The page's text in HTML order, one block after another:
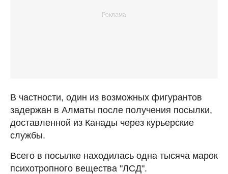
В частности, один из возможных фигурантов
задержан в Алматы после получения посылки,
доставленной из Канады через курьерские
службы.
Всего в посылке находилась одна тысяча марок
психотропного вещества "ЛСД".